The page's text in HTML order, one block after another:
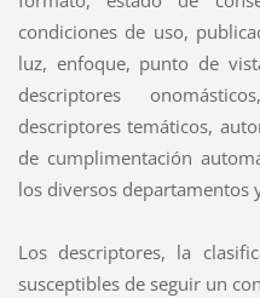
condiciones de uso,
luz, enfoque, punto de
descriptores
descriptores temáticos,
de cumplimentación
los diversos departamentos
Los descriptores, la
susceptibles de seguir un